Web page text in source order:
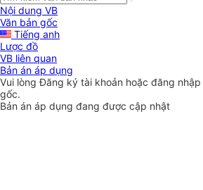
Nội dung VB
Văn bản gốc
Tiếng anh
Lược đồ
VB liên quan
Bản án áp dụng
Vui lòngĐăng ký tài khoản hoặc đăng nhập
gốc.
Bản án áp dụng đang được cập nhật